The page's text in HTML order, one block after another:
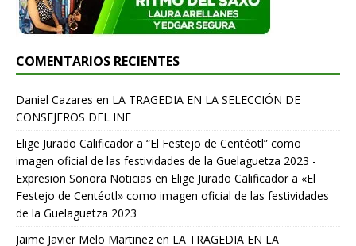
COMENTARIOS RECIENTES
Daniel Cazares en LA TRAGEDIA EN LA SELECCIÓN DE
CONSEJEROS DEL INE
Elige Jurado Calificador a “El Festejo de Centéotl” como
imagen oficial de las festividades de la Guelaguetza 2023 -
Expresion Sonora Noticias en Elige Jurado Calificador a «El
Festejo de Centéotl» como imagen oficial de las festividades
de la Guelaguetza 2023
Jaime Javier Melo Martinez en LA TRAGEDIA EN LA